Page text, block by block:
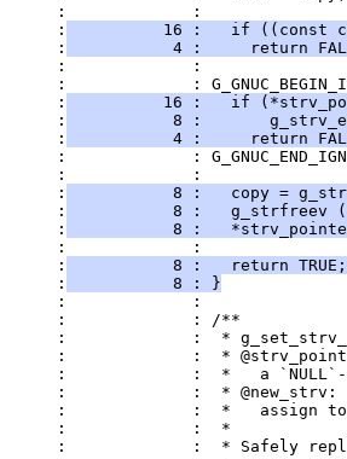
:             :
:
16 :   if ((const
:
4 :     return
:             :
:             :
:
16 :   if
:
8 :
:
4 :     return
:             :
:             :
:
8 :   copy =
:
8 :   g_strfreev
:
8 :
:             :
:
           8 :   return TRUE;
:
           8 : }
:             :
:             : /**
:             :  *
:             :  *
:             :  *   a
:             :  *
:             :  *   assign
:             :  *
:             :  * Safely